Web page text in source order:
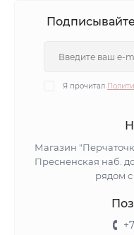
Я прочитал
Магазин
Пресненская наб.
рядом